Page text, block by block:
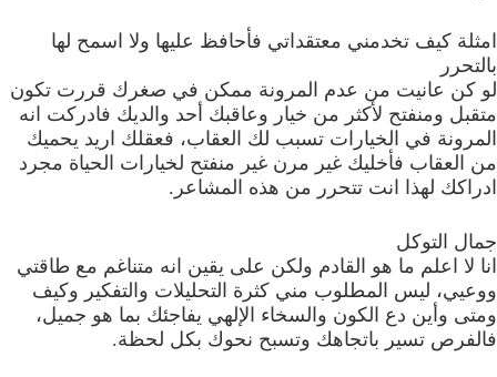
امثلة كيف تخدمني معتقداتي فأحافظ عليها ولا اسمح لها
بالتحرر
لو كن عانيت من عدم المرونة ممكن في صغرك قررت تكون
متقبل ومنفتح لأكثر من خيار وعاقبك أحد والديك فادركت انه
المرونة في الخيارات تسبب لك العقاب، فعقلك اريد يحميك
من العقاب فأخليك غير مرن غير منفتح لخيارات الحياة مجرد
ادراكك لهذا انت تتحرر من هذه المشاعر.
جمال التوكل
انا لا اعلم ما هو القادم ولكن على يقين انه متناغم مع طاقتي
ووعيي، ليس المطلوب مني كثرة التحليلات والتفكير وكيف
ومتى وأين دع الكون والسخاء الإلهي يفاجئك بما هو جميل،
فالفرص تسير باتجاهك وتسبح نحوك بكل لحظة.